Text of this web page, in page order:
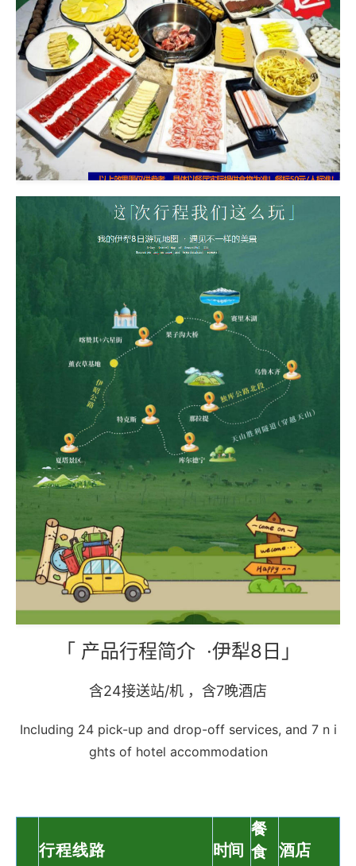
「 产品行程简介 ·伊犁8日」
含24接送站/机 ，含7晚酒店
Including 24 pick-up and drop-off services, and 7 n i
ghts of hotel accommodation
行程线路 时间
餐
食
酒店